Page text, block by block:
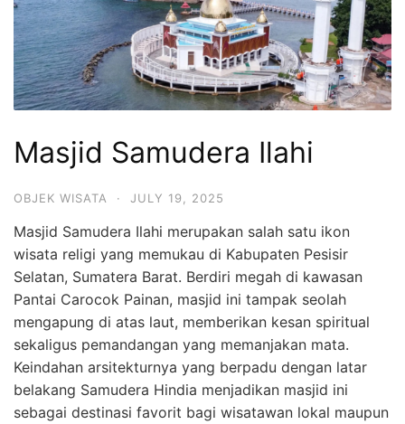
Masjid Samudera Ilahi
OBJEK WISATA · JULY 19, 2025
Masjid Samudera Ilahi merupakan salah satu ikon
wisata religi yang memukau di Kabupaten Pesisir
Selatan, Sumatera Barat. Berdiri megah di kawasan
Pantai Carocok Painan, masjid ini tampak seolah
mengapung di atas laut, memberikan kesan spiritual
sekaligus pemandangan yang memanjakan mata.
Keindahan arsitekturnya yang berpadu dengan latar
belakang Samudera Hindia menjadikan masjid ini
sebagai destinasi favorit bagi wisatawan lokal maupun